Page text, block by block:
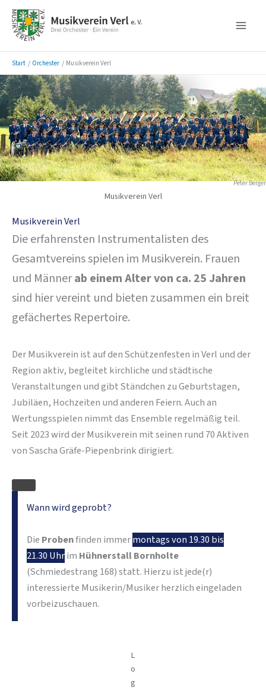
Zum
Inhalt
springen
Start Orchester Musikverein Verl
Peter Berger
Musikverein Verl
Musikverein Verl
Die erfahrensten Instrumentalisten des
Gesamtvereins spielen im Musikverein. Frauen
und Männerab einem Alter von ca. 25 Jahren
sind hier vereint und bieten zusammen ein breit
gefächertes Repertoire.
Der Musikverein ist auf den Schützenfesten in Verl und der
Region aktiv, begleitet kirchliche und städtische
Veranstaltungen und gibt Ständchen zu Geburtstagen,
Jubiläen, Hochzeiten und anderen Feiern. Auch an
Wertungsspielen nimmt das Ensemble regelmäßig teil.
Seit 2023 wird der Musikverein mit seinen rund 70 Aktiven
von Sascha Gräfe-Piepenbrink dirigiert.
Wann wird geprobt?
Die Probenfinden immermontags von 19.30 bis
21.30 Uhrim Hühnerstall Bornholte
(Schmiedestrang 168) statt. Hierzu ist jede(r)
interessierte Musikerin/Musiker herzlich eingeladen
vorbeizuschauen.
L
o
g